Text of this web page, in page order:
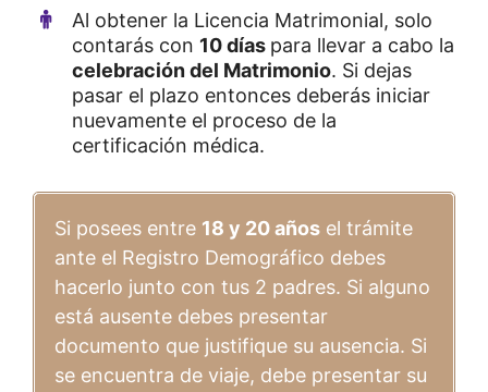
Al obtener la Licencia Matrimonial, solo
contarás con 10 días para llevar a cabo la
celebración del Matrimonio. Si dejas
pasar el plazo entonces deberás iniciar
nuevamente el proceso de la
certificación médica.
Si posees entre 18 y 20 años el trámite
ante el Registro Demográfico debes
hacerlo junto con tus 2 padres. Si alguno
está ausente debes presentar
documento que justifique su ausencia. Si
se encuentra de viaje, debe presentar su